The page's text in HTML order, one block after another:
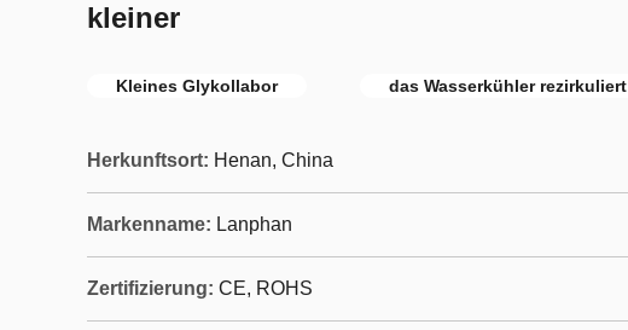
kleiner
Kleines Glykollabor das Wasserkühler rezirkuliert
Herkunftsort: Henan, China
Markenname: Lanphan
Zertifizierung: CE, ROHS